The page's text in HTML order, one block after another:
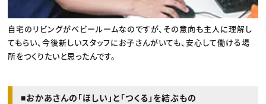
自宅のリビングがベビールームなのですが、その意向も主人に理解し
てもらい、今後新しいスタッフにお子さんがいても、安心して働ける場
所をつくりたいと思ったんです。
■おかあさんの「ほしい」と「つくる」を結ぶもの